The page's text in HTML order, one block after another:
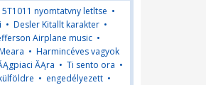
nyomtatvny letltse •
• Desler Kitallt karakter •
Airplane music •
• Harmincéves vagyok
ĂĄra • Ti sento ora •
• engedélyezett •